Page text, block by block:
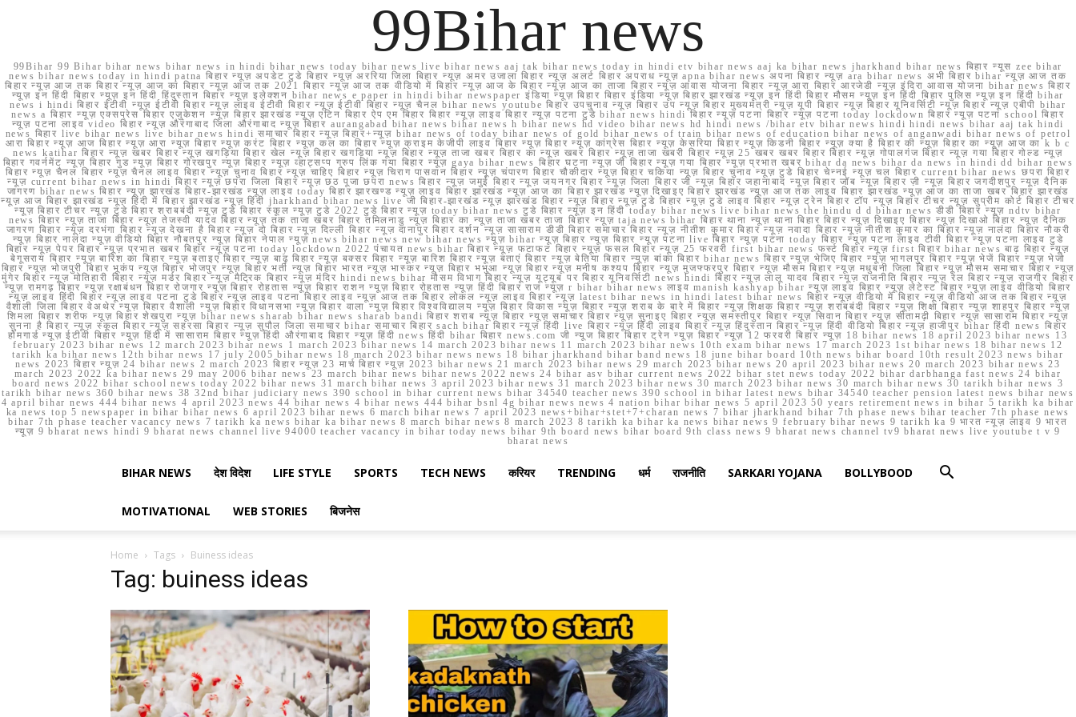
99Bihar news
99Bihar 99 Bihar bihar news bihar news in hindi bihar news today bihar news live bihar news aaj tak bihar news today in hindi etv bihar news aaj ka bihar news jharkhand bihar news बिहार न्यूस zee bihar
news bihar news today in hindi patna बिहार न्यूज़ अपडेट टुडे बिहार न्यूज़ अररिया जिला बिहार न्यूज़ अमर उजाला बिहार न्यूज़ अलर्ट बिहार अपराध न्यूज़ apna bihar news अपना बिहार न्यूज़ ara bihar news अभी बिहार bihar न्यूज़ आज तक
बिहार न्यूज़ आज तक बिहार न्यूज़ आज का बिहार न्यूज़ आज तक 2021 बिहार न्यूज़ आज तक वीडियो में बिहार न्यूज़ आज के बिहार न्यूज़ आज का ताजा बिहार न्यूज़ आवास योजना बिहार न्यूज़ आरा बिहार आरजेडी न्यूज़ इंदिरा आवास योजना bihar news बिहार
न्यूज़ इन हिंदी बिहार न्यूज़ इन हिंदी हिंदुस्तान बिहार न्यूज़ इलेक्शन bihar news e paper in hindi bihar newspaper इंडिया न्यूज़ बिहार बिहार इंडिया न्यूज़ बिहार झारखंड न्यूज़ इन हिंदी बिहार मौसम न्यूज़ इन हिंदी बिहार पुलिस न्यूज़ इन हिंदी bihar
news i hindi बिहार ईटीवी न्यूज़ ईटीवी बिहार न्यूज़ लाइव ईटीवी बिहार न्यूज़ ईटीवी बिहार न्यूज़ चैनल bihar news youtube बिहार उपचुनाव न्यूज़ बिहार उप न्यूज़ बिहार मुख्यमंत्री न्यूज़ यूपी बिहार न्यूज़ बिहार यूनिवर्सिटी न्यूज़ बिहार न्यूज़ एबीपी bihar
news a बिहार न्यूज़ एक्सप्रेस बिहार एजुकेशन न्यूज़ बिहार झारखंड न्यूज़ एटिन बिहार ऐप एम बिहार बिहार न्यूज़ लाइव बिहार न्यूज़ पटना टुडे bihar news hindi बिहार न्यूज़ पटना बिहार न्यूज़ पटना today lockdown बिहार न्यूज़ पटना school बिहार
न्यूज़ पटना लाइव video बिहार न्यूज़ औरंगाबाद जिला औरंगाबाद न्यूज़ बिहार aurangabad bihar news bihar news h bihar news hd video bihar news hd hindi news /bihar etv bihar news hindi hindi news bihar aaj tak hindi
news बिहार live bihar news live bihar news hindi समाचार बिहार न्यूज़ बिहार+न्यूज़ bihar news of today bihar news of gold bihar news of train bihar news of education bihar news of anganwadi bihar news of petrol
आरा बिहार न्यूज़ आज बिहार न्यूज़ आरा न्यूज़ बिहार न्यूज़ करंट बिहार न्यूज़ कल का बिहार न्यूज़ क्राइम केजीपी लाइव बिहार न्यूज़ बिहार न्यूज़ कांग्रेस बिहार न्यूज़ केसरिया बिहार न्यूज़ किडनी बिहार न्यूज़ क्या है बिहार की न्यूज़ बिहार का न्यूज़ आज का k b c
news katihar बिहार न्यूज़ खबर बिहार न्यूज़ खगड़िया बिहार खेल न्यूज़ बिहार खगड़िया न्यूज़ बिहार न्यूज़ ताजा खबर बिहार का न्यूज़ खबर बिहार न्यूज़ ताजा खबरी बिहार न्यूज़ 25 खबर खबर बिहार बिहार न्यूज़ गोपालगंज बिहार न्यूज़ गया बिहार गोल्ड न्यूज़
बिहार गवर्नमेंट न्यूज़ बिहार गुड न्यूज़ बिहार गोरखपुर न्यूज़ बिहार न्यूज़ व्हाट्सप्प ग्रुप लिंक गया बिहार न्यूज़ gaya bihar news बिहार घटना न्यूज़ जी बिहार न्यूज़ गया बिहार न्यूज़ प्रभात खबर bihar da news bihar da news in hindi dd bihar news
बिहार न्यूज़ चैनल बिहार न्यूज़ चैनल लाइव बिहार न्यूज़ चुनाव बिहार न्यूज़ चाहिए बिहार न्यूज़ चिराग पासवान बिहार न्यूज़ चंपारण बिहार चौकीदार न्यूज़ बिहार चकिया न्यूज़ बिहार चुनाव न्यूज़ टुडे बिहार चेन्नई न्यूज़ चल बिहार current bihar news छपरा बिहार
न्यूज़ current bihar news in hindi बिहार न्यूज़ छपरा जिला बिहार न्यूज़ छठ पूजा छपरा news बिहार न्यूज़ जमुई बिहार न्यूज़ जयनगर बिहार न्यूज़ जिला बिहार जी न्यूज़ बिहार जहानाबाद न्यूज़ बिहार जॉब न्यूज़ बिहार ज़ी न्यूज़ बिहार जगदीशपुर न्यूज़ दैनिक
जागरण bihar news बिहार न्यूज़ झारखंड बिहार-झारखंड न्यूज़ लाइव today बिहार झारखण्ड न्यूज़ लाइव बिहार झारखंड न्यूज़ आज का बिहार झारखंड न्यूज़ दिखाइए बिहार झारखंड न्यूज़ आज तक लाइव बिहार झारखंड न्यूज़ आज का ताजा खबर बिहार झारखंड
न्यूज़ आज बिहार झारखंड न्यूज़ हिंदी में बिहार झारखंड न्यूज़ हिंदी jharkhand bihar news live जी बिहार-झारखंड न्यूज़ झारखंड बिहार न्यूज़ बिहार न्यूज़ टुडे बिहार न्यूज़ टुडे लाइव बिहार न्यूज़ ट्रेन बिहार टॉप न्यूज़ बिहार टीचर न्यूज़ सुप्रीम कोर्ट बिहार टीचर
न्यूज़ बिहार टीचर न्यूज़ टुडे बिहार शराबबंदी न्यूज़ टुडे बिहार स्कूल न्यूज़ टुडे 2022 टुडे बिहार न्यूज़ today bihar news टुडे बिहार न्यूज़ इन हिंदी today bihar news live bihar news the hindu d d bihar news डीडी बिहार न्यूज़ ndtv bihar
news बिहार न्यूज़ ताजा बिहार न्यूज़ तेजस्वी यादव बिहार न्यूज़ तक ताजा खबर बिहार तमिलनाडु न्यूज़ बिहार का न्यूज़ ताजा खबर ताजा बिहार न्यूज़ taja news bihar बिहार थाना न्यूज़ थाना बिहार बिहार न्यूज़ दिखाइए बिहार न्यूज़ दिखाओ बिहार न्यूज़ दैनिक
जागरण बिहार न्यूज़ दरभंगा बिहार न्यूज़ देखना है बिहार न्यूज़ दो बिहार न्यूज़ दिल्ली बिहार न्यूज़ दानापुर बिहार दर्शन न्यूज़ सासाराम डीडी बिहार समाचार बिहार न्यूज़ नीतीश कुमार बिहार न्यूज़ नवादा बिहार न्यूज़ नीतीश कुमार का बिहार न्यूज़ नालंदा बिहार नौकरी
न्यूज़ बिहार नालंदा न्यूज़ वीडियो बिहार नौबतपुर न्यूज़ बिहार नेपाल न्यूज़ news bihar news new bihar news न्यूज़ bihar न्यूज़ बिहार न्यूज़ बिहार न्यूज़ पटना live बिहार न्यूज़ पटना today बिहार न्यूज़ पटना लाइव टीवी बिहार न्यूज़ पटना लाइव टुडे
बिहार न्यूज़ पेपर बिहार न्यूज़ प्रभात खबर बिहार न्यूज़ पटना today lockdown 2022 पंचायत news bihar बिहार न्यूज़ फटाफट बिहार न्यूज़ फसल बिहार न्यूज़ 25 फरवरी first bihar news फर्स्ट बिहार न्यूज़ first बिहार bihar news बाढ़ बिहार न्यूज़
बेगूसराय बिहार न्यूज़ बारिश का बिहार न्यूज़ बताइए बिहार न्यूज़ बाढ़ बिहार न्यूज़ बक्सर बिहार न्यूज़ बारिश बिहार न्यूज़ बताएं बिहार न्यूज़ बेतिया बिहार न्यूज़ बांका बिहार bihar news बिहार न्यूज़ भेजिए बिहार न्यूज़ भागलपुर बिहार न्यूज़ भेजें बिहार न्यूज़ भेजो
बिहार न्यूज़ भोजपुरी बिहार भूकंप न्यूज़ बिहार भोजपुर न्यूज़ बिहार भर्ती न्यूज़ बिहार भारत न्यूज़ भास्कर न्यूज़ बिहार भभुआ न्यूज़ बिहार न्यूज़ मनीष कश्यप बिहार न्यूज़ मुजफ्फरपुर बिहार न्यूज़ मौसम बिहार न्यूज़ मधुबनी जिला बिहार न्यूज़ मौसम समाचार बिहार न्यूज़
मुंगेर बिहार न्यूज़ मोतिहारी बिहार न्यूज़ मर्डर बिहार न्यूज़ मैट्रिक बिहार न्यूज़ मंदिर hindi news bihar मौसम विभाग बिहार न्यूज़ यूट्यूब पर बिहार यूनिवर्सिटी news hindi बिहार न्यूज़ लालू यादव बिहार न्यूज़ राजनीति बिहार न्यूज़ रेल बिहार न्यूज़ राजगीर बिहार
न्यूज़ रामगढ़ बिहार न्यूज़ रक्षाबंधन बिहार रोजगार न्यूज़ बिहार रोहतास न्यूज़ बिहार राशन न्यूज़ बिहार रोहतास न्यूज़ हिंदी बिहार राज न्यूज़ r bihar bihar news लाइव manish kashyap bihar न्यूज़ लाइव बिहार न्यूज़ लेटेस्ट बिहार न्यूज़ लाइव वीडियो बिहार
न्यूज़ लाइव हिंदी बिहार न्यूज़ लाइव पटना टुडे बिहार न्यूज़ लाइव पटना बिहार लाइव न्यूज़ आज तक बिहार लोकल न्यूज़ लाइव बिहार न्यूज़ latest bihar news in hindi latest bihar news बिहार न्यूज़ वीडियो में बिहार न्यूज़ वीडियो आज तक बिहार न्यूज़
वैशाली जिला बिहार वेअथेर न्यूज़ बिहार वैशाली न्यूज़ बिहार विधानसभा न्यूज़ बिहार वाला न्यूज़ बिहार विश्वविद्यालय न्यूज़ बिहार विकास न्यूज़ बिहार न्यूज़ शराब के बारे में बिहार न्यूज़ शिक्षक बिहार न्यूज़ शराबबंदी बिहार न्यूज़ शिक्षा बिहार न्यूज़ शाहपुर बिहार न्यूज़
शिमला बिहार शरीफ न्यूज़ बिहार शेखपुरा न्यूज़ bihar news sharab bihar news sharab bandi बिहार शराब न्यूज़ बिहार न्यूज़ समाचार बिहार न्यूज़ सुनाइए बिहार न्यूज़ समस्तीपुर बिहार न्यूज़ सिवान बिहार न्यूज़ सीतामढ़ी बिहार न्यूज़ सासाराम बिहार न्यूज़
सुनना है बिहार न्यूज़ स्कूल बिहार न्यूज़ सहरसा बिहार न्यूज़ सुपौल जिला समाचार bihar समाचार बिहार sach bihar बिहार न्यूज़ हिंदी live बिहार न्यूज़ हिंदी लाइव बिहार न्यूज़ हिंदुस्तान बिहार न्यूज़ हिंदी वीडियो बिहार न्यूज़ हाजीपुर bihar हिंदी news बिहार
होमगार्ड न्यूज़ ईटीवी बिहार न्यूज़ हिंदी में सासाराम बिहार न्यूज़ हिंदी औरंगाबाद बिहार न्यूज़ हिंदी news हिंदी bihar बिहार news.com जी न्यूज बिहार बिहार ट्रेन न्यूज़ बिहार न्यूज़ 12 फरवरी बिहार न्यूज़ 18 bihar news 18 april 2023 bihar news 13
february 2023 bihar news 12 march 2023 bihar news 1 march 2023 bihar news 14 march 2023 bihar news 11 march 2023 bihar news 10th exam bihar news 17 march 2023 1st bihar news 18 bihar news 12
tarikh ka bihar news 12th bihar news 17 july 2005 bihar news 18 march 2023 bihar news news 18 bihar jharkhand bihar band news 18 june bihar board 10th news bihar board 10th result 2023 news bihar
news 2023 बिहार न्यूज़ 24 bihar news 2 march 2023 बिहार न्यूज़ 23 मार्च बिहार न्यूज़ 2023 bihar news 21 march 2023 bihar news 29 march 2023 bihar news 20 april 2023 bihar news 20 march 2023 bihar news 23
march 2023 2022 ka bihar news 29 may 2006 bihar news 23 march bihar news bihar news 2022 news 24 bihar asv bihar current news 2022 bihar stet news today 2022 bihar darbhanga fast news 24 bihar
board news 2022 bihar school news today 2022 bihar news 31 march bihar news 3 april 2023 bihar news 31 march 2023 bihar news 30 march 2023 bihar news 30 march bihar news 30 tarikh bihar news 3
tarikh bihar news 360 bihar news 38 32nd bihar judiciary news 390 school in bihar current news bihar 34540 teacher news 390 school in bihar latest news bihar 34540 teacher pension latest news bihar news
4 april bihar news 444 bihar news 4 april 2023 news 44 bihar news 4 bihar news 444 bihar bsnl 4g bihar news news 4 nation bihar bihar news 5 april 2023 50 years retirement news in bihar 5 tarikh ka bihar
ka news top 5 newspaper in bihar bihar news 6 april 2023 bihar news 6 march bihar news 7 april 2023 news+bihar+stet+7+charan news 7 bihar jharkhand bihar 7th phase news bihar teacher 7th phase news
bihar 7th phase teacher vacancy news 7 tarikh ka news bihar ka bihar news 8 march bihar news 8 march 2023 8 tarikh ka bihar ka news bihar news 9 february bihar news 9 tarikh ka 9 भारत न्यूज़ लाइव 9 भारत
न्यूज़ 9 bharat news hindi 9 bharat news channel live 94000 teacher vacancy in bihar today news bihar 9th board news bihar board 9th class news 9 bharat news channel tv9 bharat news live youtube t v 9
bharat news
BIHAR NEWS देश विदेश LIFE STYLE SPORTS TECH NEWS करियर TRENDING धर्म राजनीति SARKARI YOJANA BOLLYBOOD
MOTIVATIONAL WEB STORIES बिजनेस
Home Tags Buiness ideas
Tag: buiness ideas